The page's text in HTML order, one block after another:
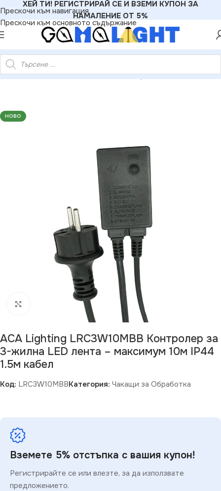
Прескочи към навигация
Прескочи към основното съдържание
ХЕЙ ТИ! РЕГИСТРИРАЙ СЕ И ВЗЕМИ КУПОН ЗА
НАМАЛЕНИЕ ОТ 5%
за 3-жилна LED лента – максимум 10м IP44 1.5м кабел
НОВО
Щракнете за уголемяване
ACA Lighting LRC3W10MBB Контролер за
3-жилна LED лента – максимум 10м IP44
1.5м кабел
Код: LRC3W10MBBКатегория: Чакащи за Обработка
Вземете 5% отстъпка с вашия купон!
Регистрирайте се или влезте, за да използвате
предложението.